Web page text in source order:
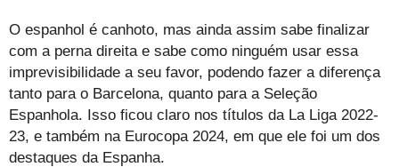
O espanhol é canhoto, mas ainda assim sabe finalizar
com a perna direita e sabe como ninguém usar essa
imprevisibilidade a seu favor, podendo fazer a diferença
tanto para o Barcelona, quanto para a Seleção
Espanhola. Isso ficou claro nos títulos da La Liga 2022-
23, e também na Eurocopa 2024, em que ele foi um dos
destaques da Espanha.